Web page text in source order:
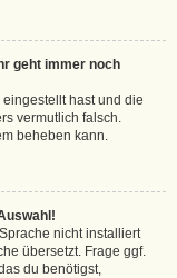
geht immer noch
hast und die
vermutlich falsch.
beheben kann.
nicht installiert
übersetzt. Frage ggf.
du benötigst,